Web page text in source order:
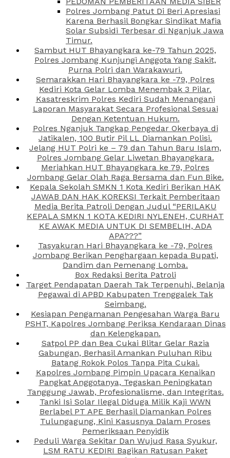
Polres Jombang Patut Di Beri Apresiasi
Karena Berhasil Bongkar Sindikat Mafia
Solar Subsidi Terbesar di Nganjuk Jawa
Timur.
Sambut HUT Bhayangkara ke-79 Tahun 2025,
Polres Jombang Kunjungi Anggota Yang Sakit,
Purna Polri dan Warakawuri.
Semarakkan Hari Bhayangkara ke -79, Polres
Kediri Kota Gelar Lomba Menembak 3 Pilar.
Kasatreskrim Polres Kediri Sudah Menangani
Laporan Masyarakat Secara Profesional Sesuai
Dengan Ketentuan Hukum.
Polres Nganjuk Tangkap Pengedar Okerbaya di
Jatikalen, 100 Butir Pil LL Diamankan Polisi.
Jelang HUT Polri ke – 79 dan Tahun Baru Islam,
Polres Jombang Gelar Liwetan Bhayangkara.
Meriahkan HUT Bhayangkara ke 79, Polres
Jombang Gelar Olah Raga Bersama dan Fun Bike.
Kepala Sekolah SMKN 1 Kota Kediri Berikan HAK
JAWAB DAN HAK KOREKSI Terkait Pemberitaan
Media Berita Patroli Dengan Judul “PERILAKU
KEPALA SMKN 1 KOTA KEDIRI NYLENEH, CURHAT
KE AWAK MEDIA UNTUK DI SEMBELIH, ADA
APA???”
Tasyakuran Hari Bhayangkara ke -79, Polres
Jombang Berikan Penghargaan kepada Bupati,
Dandim dan Pemenang Lomba.
Box Redaksi Berita Patroli
Target Pendapatan Daerah Tak Terpenuhi, Belanja
Pegawai di APBD Kabupaten Trenggalek Tak
Seimbang.
Kesiapan Pengamanan Pengesahan Warga Baru
PSHT, Kapolres Jombang Periksa Kendaraan Dinas
dan Kelengkapan.
Satpol PP dan Bea Cukai Blitar Gelar Razia
Gabungan, Berhasil Amankan Puluhan Ribu
Batang Rokok Polos Tanpa Pita Cukai.
Kapolres Jombang Pimpin Upacara Kenaikan
Pangkat Anggotanya, Tegaskan Peningkatan
Tanggung Jawab, Profesionalisme, dan Integritas.
Tanki Isi Solar Ilegal Diduga Milik Kaji WWN
Berlabel PT APE Berhasil Diamankan Polres
Tulungagung, Kini Kasusnya Dalam Proses
Pemeriksaan Penyidik
Peduli Warga Sekitar Dan Wujud Rasa Syukur,
LSM RATU KEDIRI Bagikan Ratusan Paket